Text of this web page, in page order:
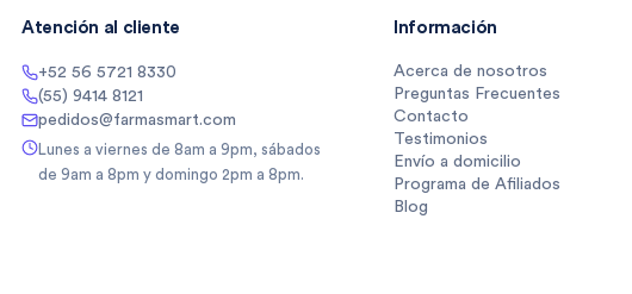
Atención al cliente
+52 56 5721 8330
(55) 9414 8121
pedidos@farmasmart.com
Lunes a viernes de 8am a 9pm, sábados
de 9am a 8pm y domingo 2pm a 8pm.
Información
Acerca de nosotros
Preguntas Frecuentes
Contacto
Testimonios
Envío a domicilio
Programa de Afiliados
Blog